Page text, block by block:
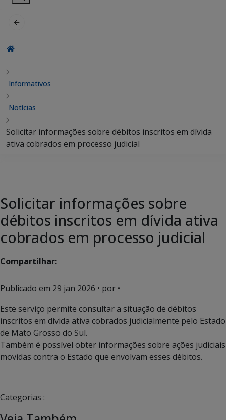
Informativos
Notícias
Solicitar informações sobre débitos inscritos em dívida
ativa cobrados em processo judicial
Solicitar informações sobre
débitos inscritos em dívida ativa
cobrados em processo judicial
Compartilhar:
Publicado em 29 jan 2026 • por •
Este serviço permite consultar a situação de débitos
inscritos em dívida ativa cobrados judicialmente pelo Estado
de Mato Grosso do Sul.
Também é possível obter informações sobre ações judiciais
movidas contra o Estado que envolvam esses débitos.
Categorias :